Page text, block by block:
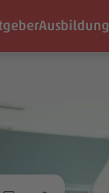
Ausbildung